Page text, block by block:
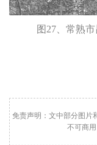
图27、常熟
免责声明：文中部分图片
不可商